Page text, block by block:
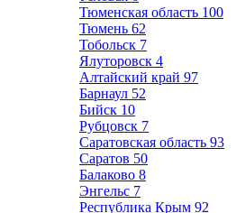
Тюменская область 100
Тюмень 62
Тобольск 7
Ялуторовск 4
Алтайский край 97
Барнаул 52
Бийск 10
Рубцовск 7
Саратовская область 93
Саратов 50
Балаково 8
Энгельс 7
Республика Крым 92